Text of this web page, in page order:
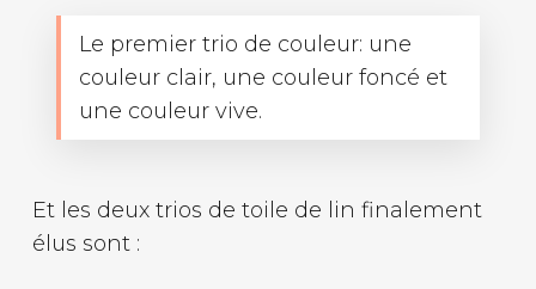
Le premier trio de couleur: une
couleur clair, une couleur foncé et
une couleur vive.
Et les deux trios de toile de lin finalement
élus sont :